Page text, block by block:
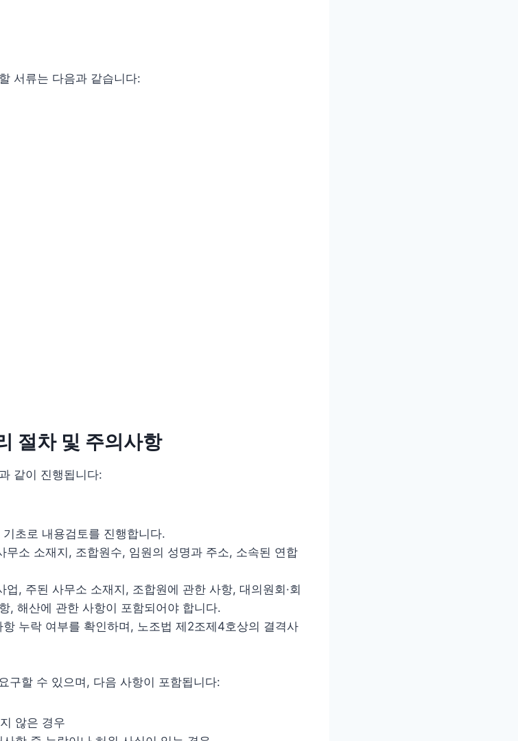
서류는 다음과 같습니다:
절차 및 주의사항
같이 진행됩니다:
초로 내용검토를 진행합니다.
무소 소재지, 조합원수, 임원의 성명과 주소, 소속된 연합
업, 주된 사무소 소재지, 조합원에 관한 사항, 대의원회·회
, 해산에 관한 사항이 포함되어야 합니다.
누락 여부를 확인하며, 노조법 제2조제4호상의 결격사
구할 수 있으며, 다음 사항이 포함됩니다:
않은 경우